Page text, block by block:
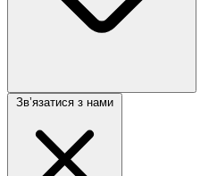
Звʼязатися з нами